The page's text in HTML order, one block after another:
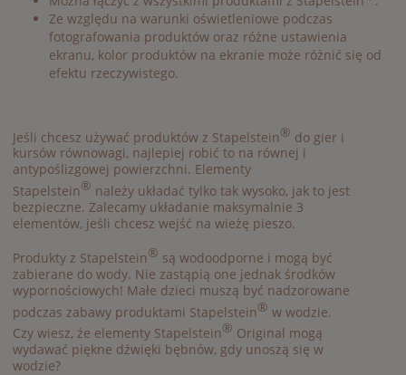
Ze względu na warunki oświetleniowe podczas
fotografowania produktów oraz różne ustawienia
ekranu, kolor produktów na ekranie może różnić się od
efektu rzeczywistego.
Jeśli chcesz używać produktów z Stapelstein® do gier i
kursów równowagi, najlepiej robić to na równej i
antypoślizgowej powierzchni. Elementy
Stapelstein® należy układać tylko tak wysoko, jak to jest
bezpieczne. Zalecamy układanie maksymalnie 3
elementów, jeśli chcesz wejść na wieżę pieszo.
Produkty z Stapelstein® są wodoodporne i mogą być
zabierane do wody. Nie zastąpią one jednak środków
wypornościowych! Małe dzieci muszą być nadzorowane
podczas zabawy produktami Stapelstein® w wodzie.
Czy wiesz, że elementy Stapelstein® Original mogą
wydawać piękne dźwięki bębnów, gdy unoszą się w
wodzie?